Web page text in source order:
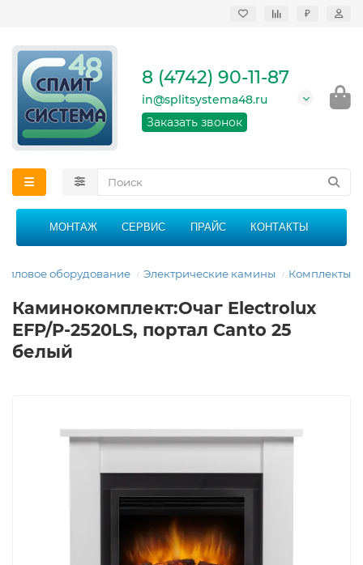
₽
кондиционеров в
области
График работы: 9:00 -
21:00 без перерыва и
8 (4742) 90-11-87
in@splitsystema48.ru
Заказать звонок
МОНТАЖ СЕРВИС ПРАЙС КОНТАКТЫ
оборудование Электрические камины Комплекты
Каминокомплект:Очаг Electrolux
EFP/P-2520LS, портал Canto 25
белый